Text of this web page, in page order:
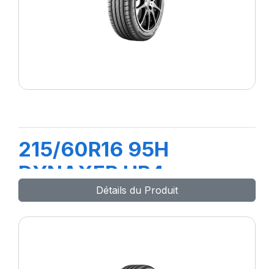
215/60R16 95H
DYNAXER HP4
Détails du Produit